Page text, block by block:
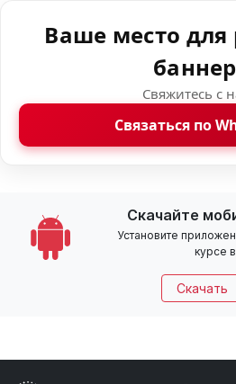
Ваше место
Свяжитесь с
Связаться по
Скачайте
Установите
курсе
Скачать